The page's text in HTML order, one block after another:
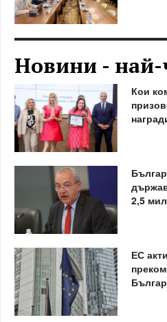
Новини - най-
Кои
2,5
ЕС